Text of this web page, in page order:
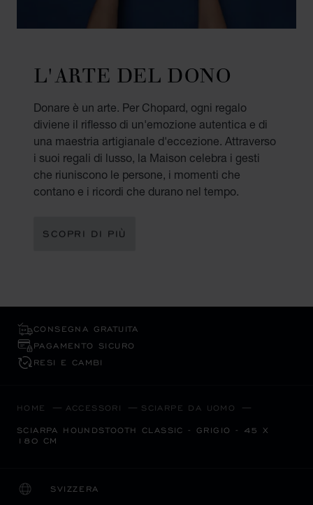
L'ARTE DEL DONO
Donare è un arte. Per Chopard, ogni regalo
diviene il riflesso di un'emozione autentica e di
una maestria artigianale d'eccezione. Attraverso
i suoi regali di lusso, la Maison celebra i gesti
che riuniscono le persone, i momenti che
contano e i ricordi che durano nel tempo.
SCOPRI DI PIÙ
CONSEGNA GRATUITA
PAGAMENTO SICURO
RESI E CAMBI
HOME ACCESSORI SCIARPE DA UOMO
SCIARPA HOUNDSTOOTH CLASSIC - GRIGIO - 45 X
180 CM
SVIZZERA
LOCALIZZAZIONE (CAMBIA PAESE)
CAMBIA PAESE